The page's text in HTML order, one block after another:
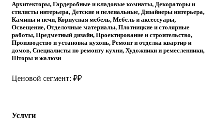
Архитекторы, Гардеробные и кладовые комнаты, Декораторы и
стилисты интерьера, Детские и пеленальные, Дизайнеры интерьера,
Камины и печи, Корпусная мебель, Мебель и аксессуары,
Освещение, Отделочные материалы, Плотницкие и столярные
работы, Предметный дизайн, Проектирование и строительство,
Производство и установка кухонь, Ремонт и отделка квартир и
домов, Специалисты по ремонту кухни, Художники и ремесленники,
Шторы и жалюзи
Ценовой сегмент: ₽₽
Услуги